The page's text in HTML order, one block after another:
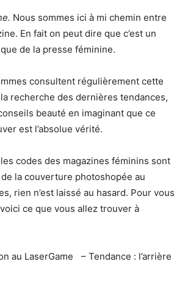
Nous sommes ici à mi chemin entre
En fait on peut dire que c’est un
de la presse féminine.
consultent régulièrement cette
recherche des dernières tendances,
beauté en imaginant que ce
est l’absolue vérité.
codes des magazines féminins sont
la couverture photoshopée au
rien n’est laissé au hasard. Pour vous
ce que vous allez trouver à
au LaserGame – Tendance : l’arrière